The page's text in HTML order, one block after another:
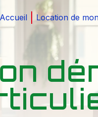
Accueil Location de